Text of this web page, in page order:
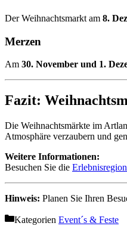
Der Weihnachtsmarkt am 8.
Merzen
Am 30. November und 1.
Fazit:
Die Weihnachtsmärkte im
Atmosphäre verzaubern und
Weitere Informationen:
Besuchen Sie die Erlebnisregion
Hinweis: Planen Sie Ihren
Kategorien Event´s & Feste